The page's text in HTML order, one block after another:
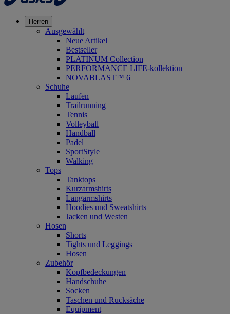
Herren
Ausgewählt
Neue Artikel
Bestseller
PLATINUM Collection
PERFORMANCE LIFE-kollektion
NOVABLAST™ 6
Schuhe
Laufen
Trailrunning
Tennis
Volleyball
Handball
Padel
SportStyle
Walking
Tops
Tanktops
Kurzarmshirts
Langarmshirts
Hoodies und Sweatshirts
Jacken und Westen
Hosen
Shorts
Tights und Leggings
Hosen
Zubehör
Kopfbedeckungen
Handschuhe
Socken
Taschen und Rucksäche
Equipment